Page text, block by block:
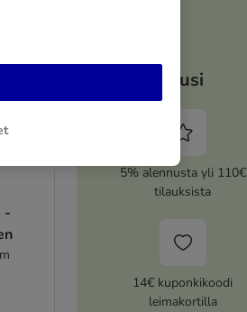
-
Etusi
5% alennusta yli 110€
tilauksista
14€ kuponkikoodi
leimakortilla